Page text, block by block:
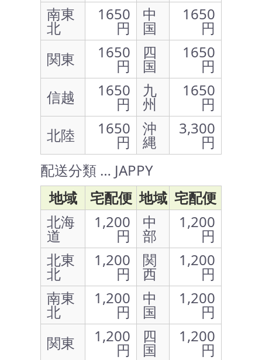
南東
北
1650
円
中
国
1650
円
関東
1650
円
四
国
1650
円
信越
1650
円
九
州
1650
円
北陸
1650
円
沖
縄
3,300
円
配送分類 … JAPPY
地域
宅配便 地域 宅配便
北海
道
1,200
円
中
部
1,200
円
北東
北
1,200
円
関
西
1,200
円
南東
北
1,200
円
中
国
1,200
円
関東
1,200
円
四
国
1,200
円